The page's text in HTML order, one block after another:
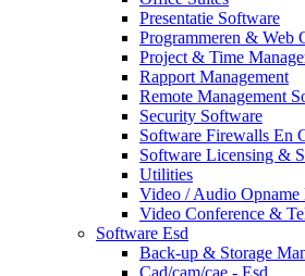
Presentatie Software
Programmeren & Web
Project & Time
Rapport Management
Remote Management
Security Software
Software Firewalls En
Software Licensing &
Utilities
Video / Audio Opname
Video Conference &
Software Esd
Back-up & Storage
Cad/cam/cae - Esd